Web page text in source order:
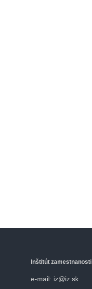
Inštitút zamestnanosti
e-mail: iz@iz.sk